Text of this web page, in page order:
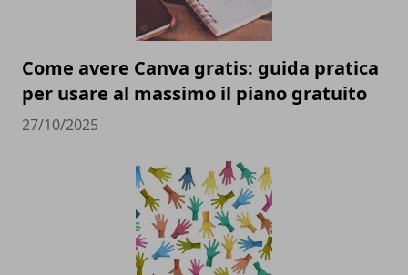
Come avere Canva gratis: guida pratica
per usare al massimo il piano gratuito
27/10/2025